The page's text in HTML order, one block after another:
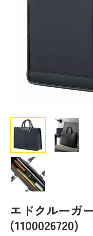
エドクルーガ
(1100026720)